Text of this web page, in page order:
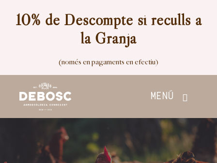
10% de Descompte si reculls a
la Granja
(només en pagaments en efectiu)
MENÚ